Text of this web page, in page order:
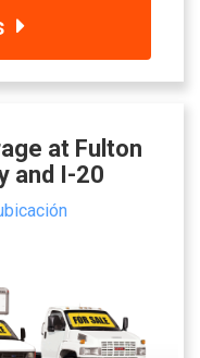
at Fulton
and I-20